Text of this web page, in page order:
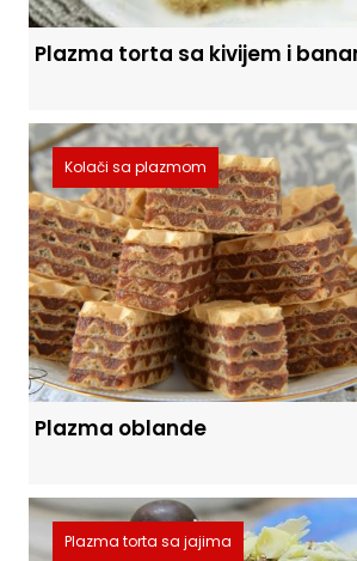
Plazma torta sa kivijem i
Kolači sa plazmom
Plazma oblande
Plazma torta sa jajima